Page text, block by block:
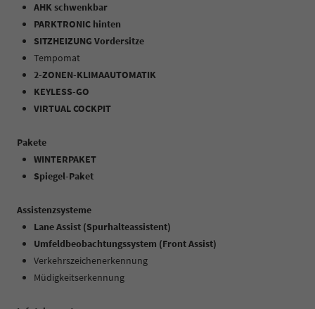
AHK schwenkbar
PARKTRONIC hinten
SITZHEIZUNG Vordersitze
Tempomat
2-ZONEN-KLIMAAUTOMATIK
KEYLESS-GO
VIRTUAL COCKPIT
Pakete
WINTERPAKET
Spiegel-Paket
Assistenzsysteme
Lane Assist (Spurhalteassistent)
Umfeldbeobachtungssystem (Front Assist)
Verkehrszeichenerkennung
Müdigkeitserkennung